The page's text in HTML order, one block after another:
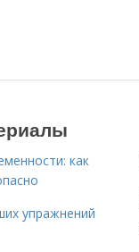
как
упражнений